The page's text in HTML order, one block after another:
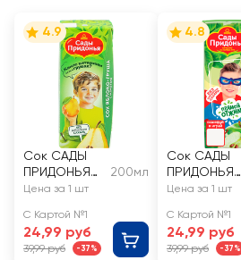
4.9
Сок САДЫ
ПРИДОНЬЯ
Яблоко,
мякотью, с 5
месяцев
200мл
Цена за 1 шт
С Картой №1
24,99 руб
39,99 руб -37%
4.8
Сок САДЫ
ПРИДОНЬЯ
Яблоко
отжима с
мякотью, с 4
месяцев
Цена за 1 шт
С Картой №1
24,99 руб
39,99 руб -37%